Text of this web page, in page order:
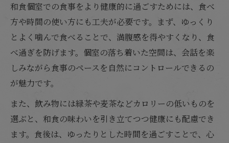
和食個室での食事をより健康的に過ごすためには、食べ
方や時間の使い方にも工夫が必要です。まず、ゆっくり
とよく噛んで食べることで、満腹感を得やすくなり、食
べ過ぎを防げます。個室の落ち着いた空間は、会話を楽
しみながら食事のペースを自然にコントロールできるの
が魅力です。
また、飲み物には緑茶や麦茶などカロリーの低いものを
選ぶと、和食の味わいを引き立てつつ健康にも配慮でき
ます。食後は、ゆったりとした時間を過ごすことで、心